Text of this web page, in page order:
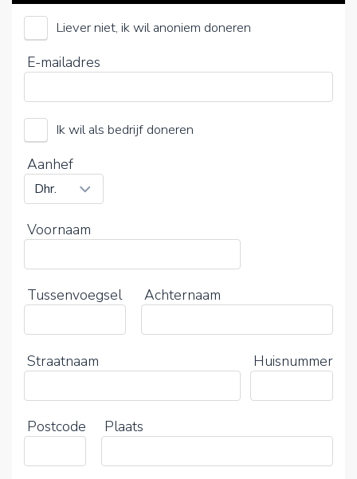
Kies je vrijwillige bijdrage
0%
Liever niet, ik wil anoniem doneren
E-mailadres
Ik wil als bedrijf doneren
Aanhef
Voornaam
Tussenvoegsel Achternaam
Straatnaam Huisnummer
Postcode Plaats